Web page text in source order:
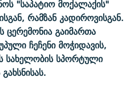
"საპატიო მოქალაქის"
რამზან კადიროვისგან.
ცერემონია გაიმართა
ჩეჩენი მოჭიდავის,
სახელობის სპორტული